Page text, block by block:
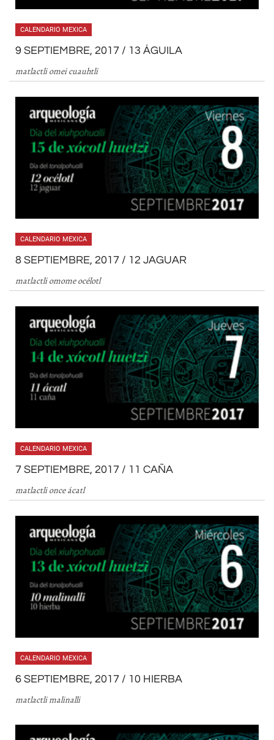
CALENDARIO MEXICA
9 SEPTIEMBRE, 2017 / 13 ÁGUILA
matlactli omei cuauhtli
CALENDARIO MEXICA
8 SEPTIEMBRE, 2017 / 12 JAGUAR
matlactli omome océlotl
CALENDARIO MEXICA
7 SEPTIEMBRE, 2017 / 11 CAÑA
matlactli once ácatl
CALENDARIO MEXICA
6 SEPTIEMBRE, 2017 / 10 HIERBA
matlactli malinalli